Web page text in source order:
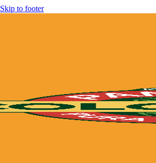
Skip to footer